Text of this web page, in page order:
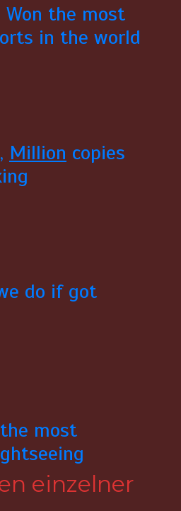
the most
in the world
Million copies
do if got
most
einzelner